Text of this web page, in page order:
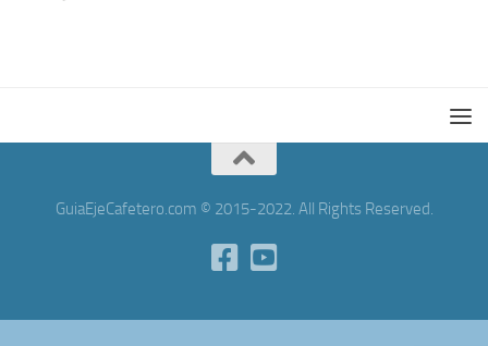
GuiaEjeCafetero.com © 2015-2022. All Rights Reserved.